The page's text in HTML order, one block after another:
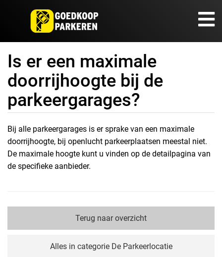
Is er een maximale
doorrijhoogte bij de
parkeergarages?
Bij alle parkeergarages is er sprake van een maximale
doorrijhoogte, bij openlucht parkeerplaatsen meestal niet.
De maximale hoogte kunt u vinden op de detailpagina van
de specifieke aanbieder.
Terug naar overzicht
Alles in categorie De Parkeerlocatie